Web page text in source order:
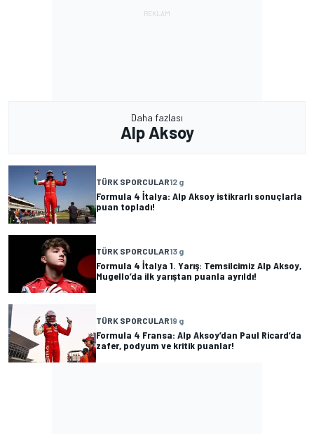
Daha fazlası
Alp Aksoy
TÜRK SPORCULAR12 g
Formula 4 İtalya: Alp Aksoy istikrarlı sonuçlarla
puan topladı!
TÜRK SPORCULAR13 g
Formula 4 İtalya 1. Yarış: Temsilcimiz Alp Aksoy,
Mugello’da ilk yarıştan puanla ayrıldı!
TÜRK SPORCULAR19 g
Formula 4 Fransa: Alp Aksoy’dan Paul Ricard’da
zafer, podyum ve kritik puanlar!